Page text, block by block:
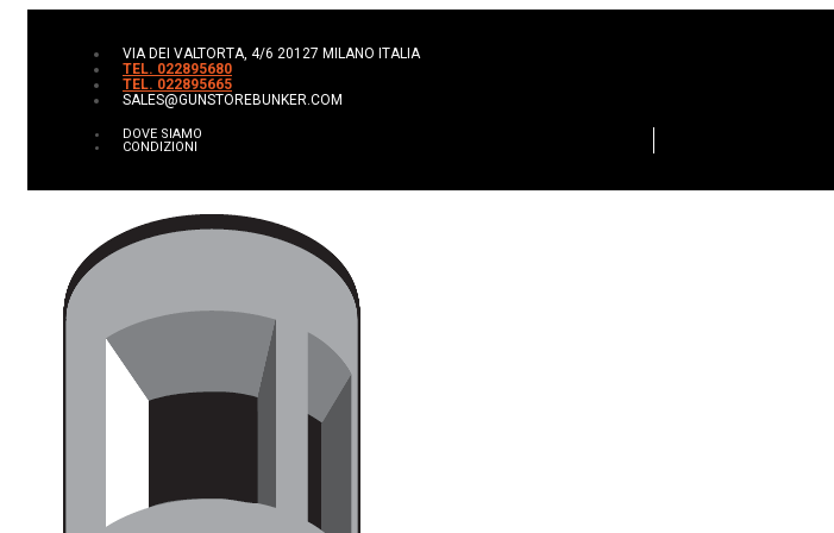
VIA DEI VALTORTA, 4/6 20127 MILANO ITALIA
TEL. 022895680
TEL. 022895665
SALES@GUNSTOREBUNKER.COM
DOVE SIAMO
CONDIZIONI